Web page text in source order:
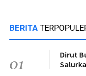
BERITA
01
Dirut